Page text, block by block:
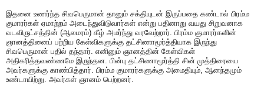
இதனை உணர்ந்த சிவபெருமான் தானும் சக்தியுடன் இருப்பதை கண்டால் பிரம்ம
குமாரர்கள் ஏமாற்றம் அடைந்துவிடுவார்கள் என்று பதினாறு வயது சிறுவனாக
வடவிருட்சத்தின் (ஆலமரம்) கீழ் அமர்ந்து வரவேற்றார். பிரம்ம குமாரர்களின்
ஞானத்தினைப் பற்றிய கேள்விகளுக்கு தட்சிணாமூர்த்தியாக இருந்து
சிவபெருமான் பதில் தந்தார். எனினும் ஞானத்தின் கேள்விகள்
அதிகரித்தவண்ணமே இருந்தன. பின்பு தட்சிணாமூர்த்தி சின் முத்திரையை
அவர்களுக்கு காண்பித்தார். பிரம்ம குமாரர்களுக்கு அமைதியும், ஆனந்தமும்
உண்டாயிற்று. அவர்கள் ஞானம் பெற்றனர்.